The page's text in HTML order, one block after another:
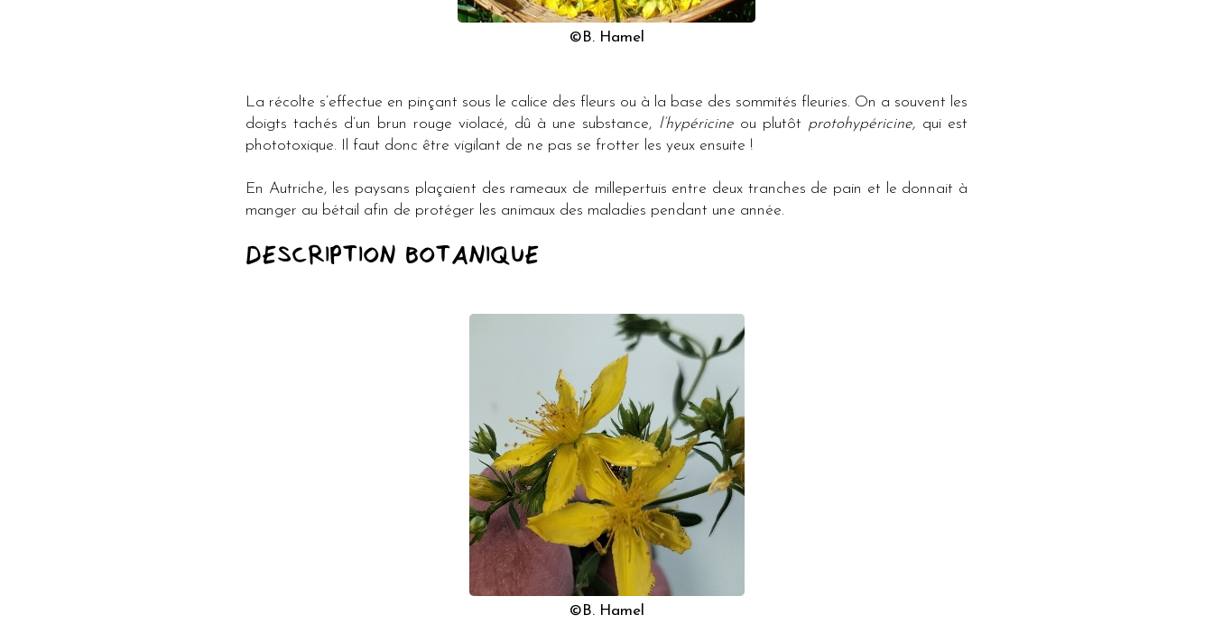
©B. Hamel
La récolte s’effectue en pinçant sous le calice des fleurs ou à la base des sommités fleuries. On a souvent les
doigts tachés d’un brun rouge violacé, dû à une substance, l’hypéricine ou plutôt protohypéricine, qui est
phototoxique. Il faut donc être vigilant de ne pas se frotter les yeux ensuite !
En Autriche, les paysans plaçaient des rameaux de millepertuis entre deux tranches de pain et le donnait à
manger au bétail afin de protéger les animaux des maladies pendant une année.
DESCRIPTION BOTANIQUE
©B. Hamel